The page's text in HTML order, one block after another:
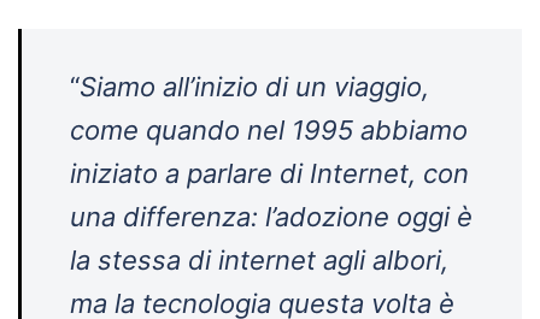
“Siamo all’inizio di un viaggio,
come quando nel 1995 abbiamo
iniziato a parlare di Internet, con
una differenza: l’adozione oggi è
la stessa di internet agli albori,
ma la tecnologia questa volta è